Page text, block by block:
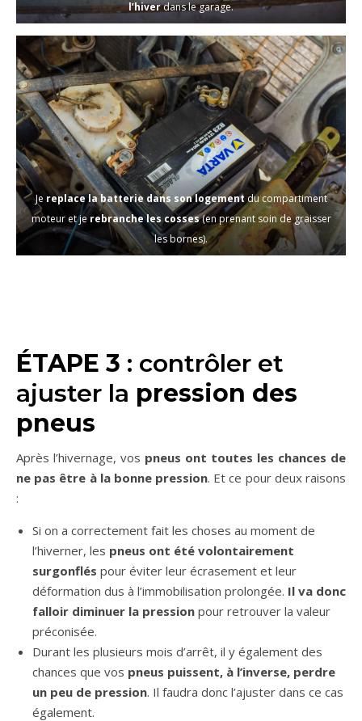
l’hiverdans le garage.
Je replace la batterie dans son logement du compartiment
moteur et jerebranche les cosses(en prenant soin de graisser
les bornes).
ÉTAPE 3 : contrôler et
ajuster la pression des
pneus
Après l’hivernage, vos pneus ont toutes les chances de
ne pas être à la bonne pression. Et ce pour deux raisons
:
Si on a correctement fait les choses au moment de
l’hiverner, les pneus ont été volontairement
surgonflés pour éviter leur écrasement et leur
déformation dus à l’immobilisation prolongée. Il va donc
falloir diminuer la pression pour retrouver la valeur
préconisée.
Durant les plusieurs mois d’arrêt, il y également des
chances que vos pneus puissent, à l’inverse, perdre
un peu de pression. Il faudra donc l’ajuster dans ce cas
également.